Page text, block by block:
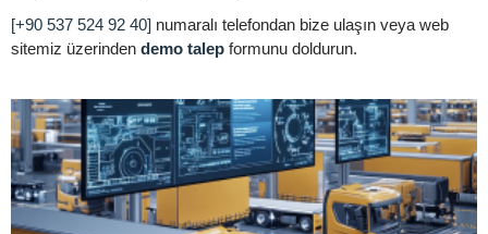
[+90 537 524 92 40] numaralı telefondan bize ulaşın veya web
sitemiz üzerinden demo talep formunu doldurun.